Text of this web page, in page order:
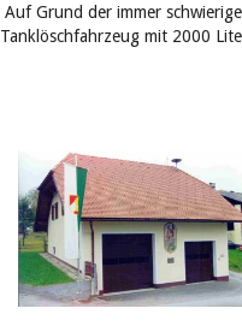
Auf Grund der immer
Tanklöschfahrzeug mit 2000